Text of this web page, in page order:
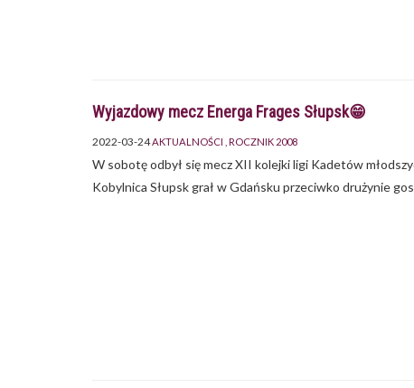
Wyjazdowy mecz Energa Frages Słupsk😁
2022-03-24AKTUALNOŚCI ROCZNIK 2008
W sobotę odbył się mecz XII kolejki ligi Kadetów
Kobylnica Słupsk grał w Gdańsku przeciwko drużynie